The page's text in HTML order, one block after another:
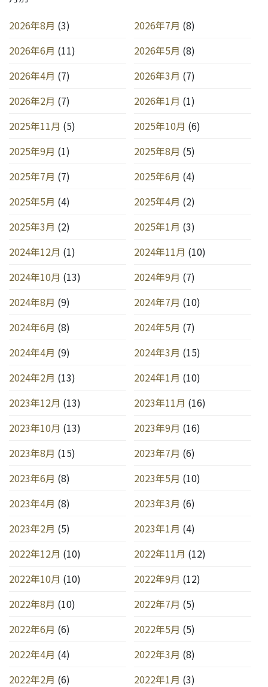
2026年8月 (3) 2026年7月 (8)
2026年6月 (11) 2026年5月 (8)
2026年4月 (7) 2026年3月 (7)
2026年2月 (7) 2026年1月 (1)
2025年11月 (5) 2025年10月 (6)
2025年9月 (1) 2025年8月 (5)
2025年7月 (7) 2025年6月 (4)
2025年5月 (4) 2025年4月 (2)
2025年3月 (2) 2025年1月 (3)
2024年12月 (1) 2024年11月 (10)
2024年10月 (13) 2024年9月 (7)
2024年8月 (9) 2024年7月 (10)
2024年6月 (8) 2024年5月 (7)
2024年4月 (9) 2024年3月 (15)
2024年2月 (13) 2024年1月 (10)
2023年12月 (13) 2023年11月 (16)
2023年10月 (13) 2023年9月 (16)
2023年8月 (15) 2023年7月 (6)
2023年6月 (8) 2023年5月 (10)
2023年4月 (8) 2023年3月 (6)
2023年2月 (5) 2023年1月 (4)
2022年12月 (10) 2022年11月 (12)
2022年10月 (10) 2022年9月 (12)
2022年8月 (10) 2022年7月 (5)
2022年6月 (6) 2022年5月 (5)
2022年4月 (4) 2022年3月 (8)
2022年2月 (6) 2022年1月 (3)